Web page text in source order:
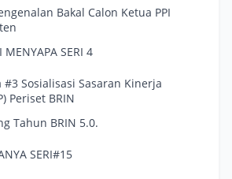
Bakal Calon Ketua PPI
MENYAPA SERI 4
#3 Sosialisasi Sasaran Kinerja
Periset BRIN
Tahun BRIN 5.0.
SERI#15